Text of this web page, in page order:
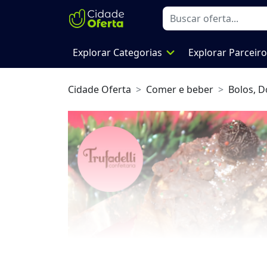
Explorar Categorias expand_more Explorar
Cidade Oferta Comer e beber Bolos,